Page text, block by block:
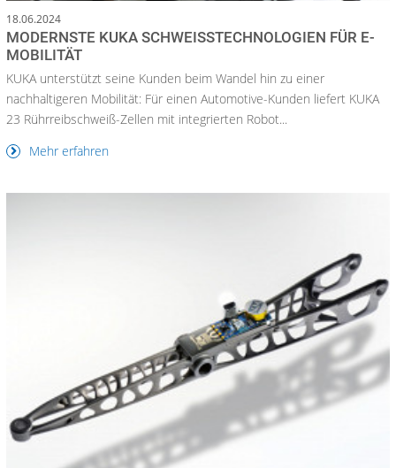
18.06.2024
MODERNSTE KUKA SCHWEISSTECHNOLOGIEN FÜR E-M
OBILITÄT
KUKA unterstützt seine Kunden beim Wandel hin zu einer
nachhaltigeren Mobilität: Für einen Automotive-Kunden liefert KUKA
23 Rührreibschweiß-Zellen mit integrierten Robot...
Mehr erfahren